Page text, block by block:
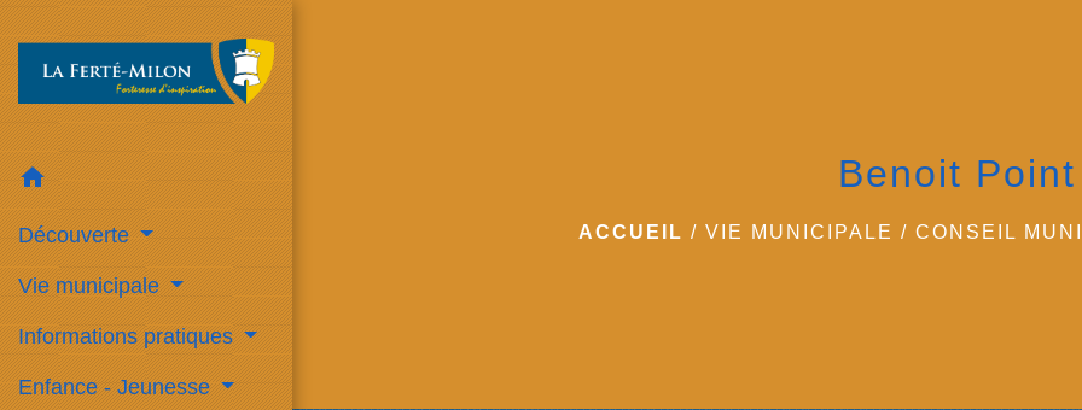
home
Découverte
Vie municipale
Informations pratiques
Enfance - Jeunesse
Benoit Point
ACCUEIL / VIE MUNICIPALE / CONSEIL